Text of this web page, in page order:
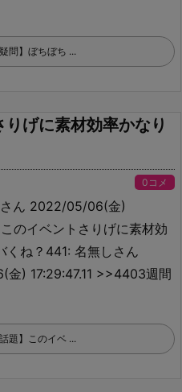
問】ぼちぼち ...
りげに素材効率かなり
0コメ
ん 2022/05/06(金)
のイベントさりげに素材効
くね？441: 名無しさん
) 17:29:47.11 >>4403週間
題】このイベ ...